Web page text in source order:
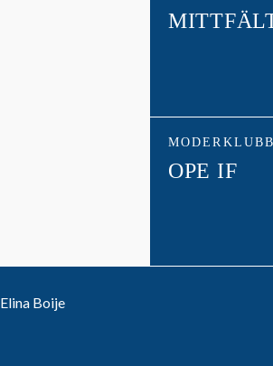
MODERKLUBB
OPE IF
Elina Boije